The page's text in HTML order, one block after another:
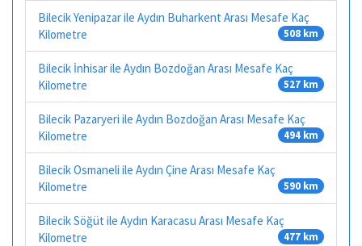
Bilecik Yenipazar ile Aydın Buharkent Arası Mesafe Kaç
Kilometre
508 km
Bilecik İnhisar ile Aydın Bozdoğan Arası Mesafe Kaç
Kilometre
527 km
Bilecik Pazaryeri ile Aydın Bozdoğan Arası Mesafe Kaç
Kilometre
494 km
Bilecik Osmaneli ile Aydın Çine Arası Mesafe Kaç
Kilometre
590 km
Bilecik Söğüt ile Aydın Karacasu Arası Mesafe Kaç
Kilometre
477 km